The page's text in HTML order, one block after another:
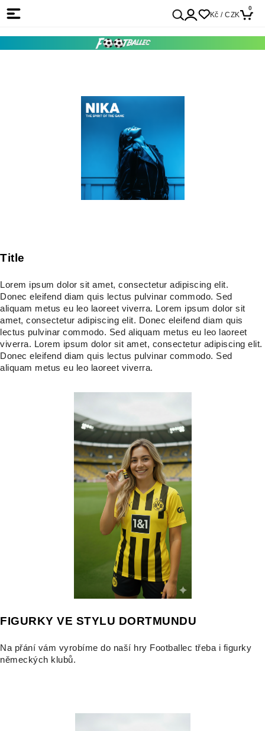
Kč / CZK
0
Title
Lorem ipsum dolor sit amet, consectetur adipiscing elit.
Donec eleifend diam quis lectus pulvinar commodo. Sed
aliquam metus eu leo laoreet viverra. Lorem ipsum dolor sit
amet, consectetur adipiscing elit. Donec eleifend diam quis
lectus pulvinar commodo. Sed aliquam metus eu leo laoreet
viverra. Lorem ipsum dolor sit amet, consectetur adipiscing elit.
Donec eleifend diam quis lectus pulvinar commodo. Sed
aliquam metus eu leo laoreet viverra.
FIGURKY VE STYLU DORTMUNDU
Na přání vám vyrobíme do naší hry Footballec třeba i figurky
německých klubů.